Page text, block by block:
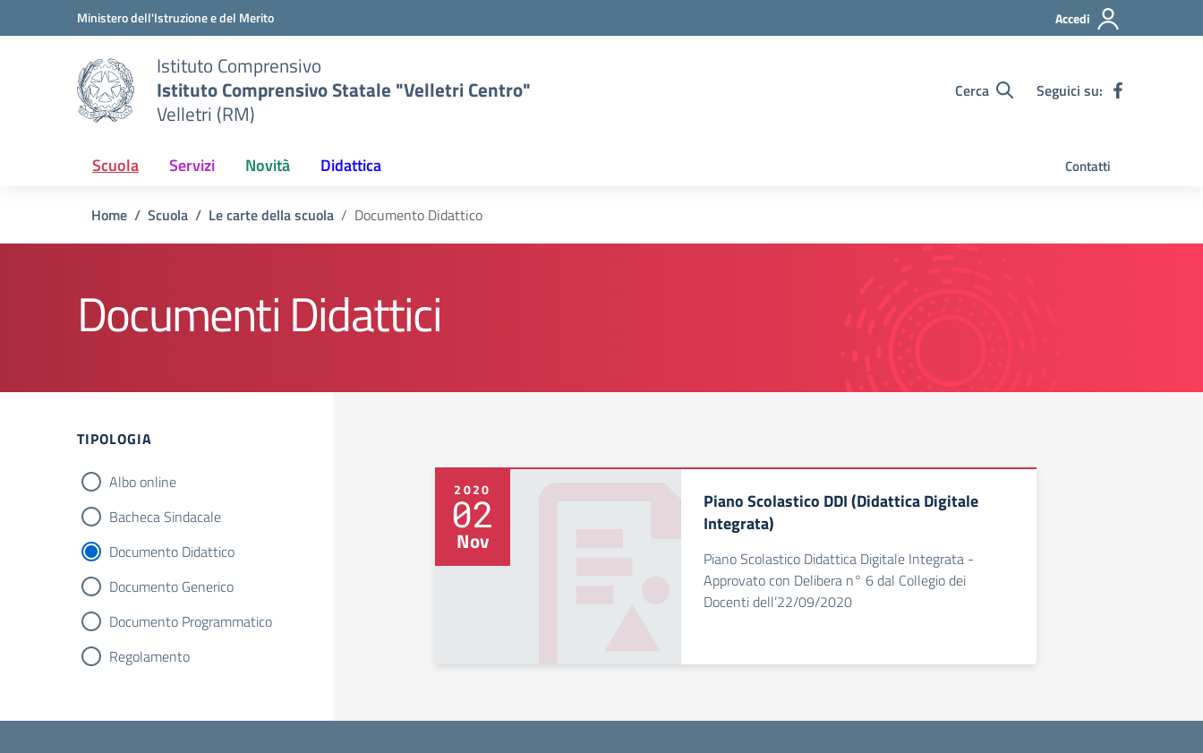
Vai ai contenuti
Vai al menu di navigazioneMinistero dell'Istruzione e del Merito Accedi
Istituto Comprensivo
Istituto Comprensivo Statale "Velletri Centro"
Velletri (RM)
Cerca Seguici su:
Scuola Servizi Novità Didattica Contatti
Home Scuola Le carte della scuola Documento Didattico
Documenti Didattici
TIPOLOGIA
Albo online
Bacheca Sindacale
Documento Didattico
Documento Generico
Documento Programmatico
Regolamento
2020
02
Nov
Piano Scolastico DDI (Didattica Digitale
Integrata)
Piano Scolastico Didattica Digitale Integrata -
Approvato con Delibera n° 6 dal Collegio dei
Docenti dell’22/09/2020